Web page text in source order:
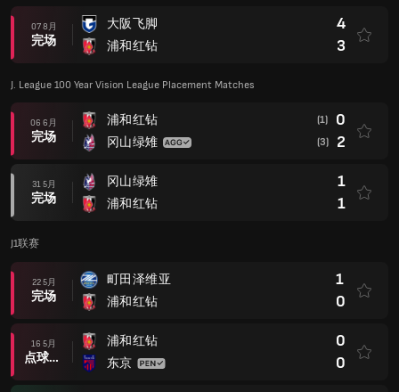
07 8月
完场
大阪飞脚
浦和红钻
4
3
J. League 100 Year Vision League Placement Matches
06 6月
完场
浦和红钻
冈山绿雉
(1) 0
(3) 2
31 5月
完场
冈山绿雉
浦和红钻
1
1
J1联赛
22 5月
完场
町田泽维亚
浦和红钻
1
0
16 5月
点球大战后
浦和红钻
东京
0
0